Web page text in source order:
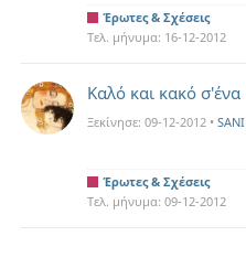
Έρωτες & Σχέσεις
Τελ. μήνυμα: 16-12-2012
Καλό και κακό σ'ένα
Ξεκίνησε: 09-12-2012 • SANI
Έρωτες & Σχέσεις
Τελ. μήνυμα: 09-12-2012